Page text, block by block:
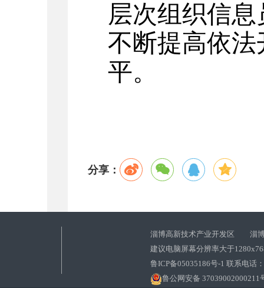
层次组织信
不断提高依
平。
分享：
淄博高新技术产业开发区 淄博
建议电脑屏幕分辨率大于
鲁ICP备05035186号-1 联系电话
鲁公网安备 37039002000211